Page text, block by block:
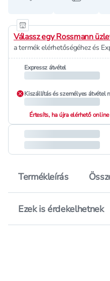
Válassz egy Rossmann
a termék elérhetőségéhez és
Expressz átvétel
Kiszállítás és személyes átvétel
Értesíts, ha újra elérhető online
Termékleírás
Ezek is érdekelhetnek